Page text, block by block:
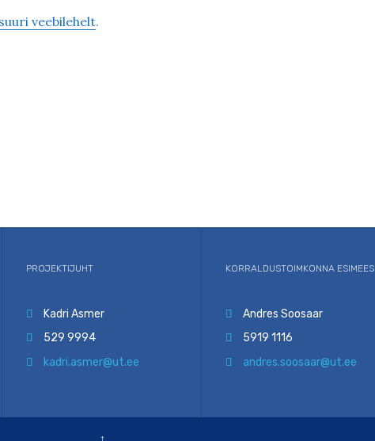
veebilehelt.
PROJEKTIJUHT
 Kadri Asmer
 529 9994
 kadri.asmer@ut.ee
KORRALDUSTOIMKONNA ESIMEES
 Andres Soosaar
 5919 1116
 andres.soosaar@ut.ee